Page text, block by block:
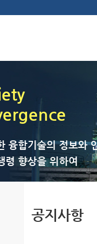
융합기술의 정보와
령 향상을 위하여
공지사항